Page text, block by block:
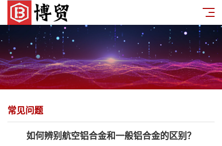
常见问题
如何辨别航空铝合金和一般铝合金的区别？